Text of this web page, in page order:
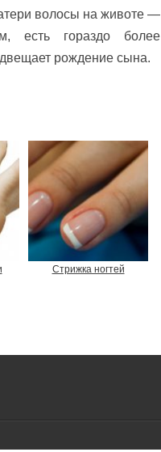
волосы на животе —
есть гораздо более
рождение сына.
Стрижка ногтей